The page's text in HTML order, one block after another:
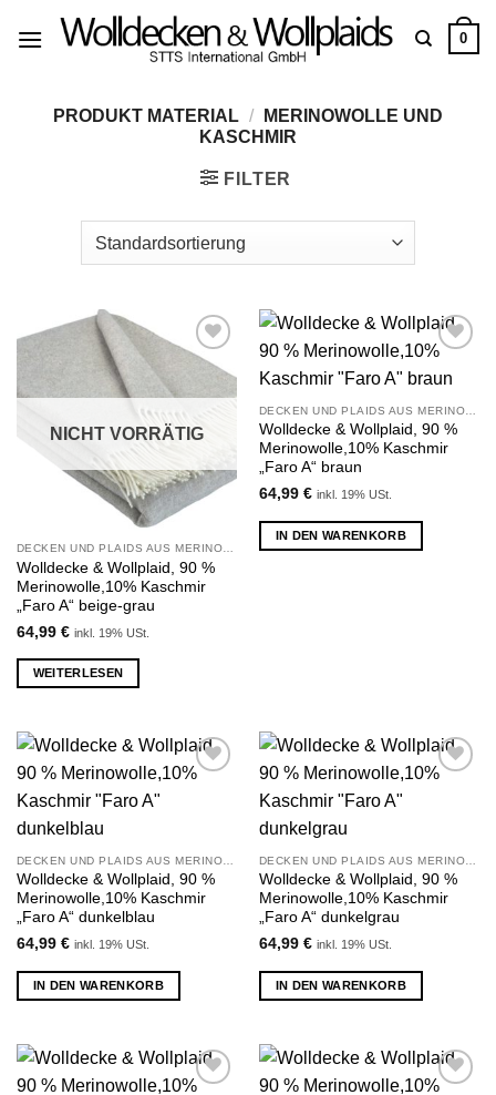
Inhalt
0
PRODUKT MATERIAL /
MERINOWOLLE UND
KASCHMIR
FILTER
Wunschliste
hinzufügen
NICHT VORRÄTIG
Wolldecke & Wollplaid, 90 %
Merinowolle,10% Kaschmir
„Faro A“ beige-grau
64,99 € inkl. 19% USt.
WEITERLESEN
Wunschliste
Wolldecke & Wollplaid, 90 %
Merinowolle,10% Kaschmir
„Faro A“ braun
64,99 € inkl. 19% USt.
IN DEN WARENKORB
Wunschliste
Wolldecke & Wollplaid, 90 %
Merinowolle,10% Kaschmir
„Faro A“ dunkelblau
64,99 € inkl. 19% USt.
IN DEN WARENKORB
Wunschliste
Wolldecke & Wollplaid, 90 %
Merinowolle,10% Kaschmir
„Faro A“ dunkelgrau
64,99 € inkl. 19% USt.
IN DEN WARENKORB